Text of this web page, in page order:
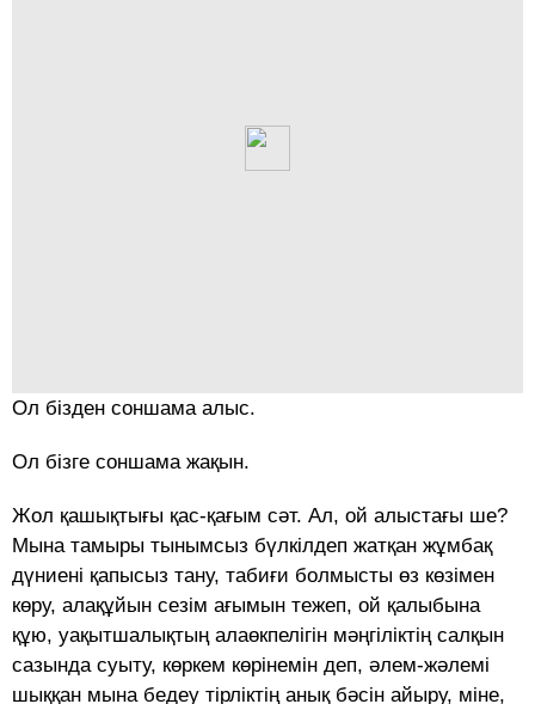
Ол бізден соншама алыс.
Ол бізге соншама жақын.
Жол қашықтығы қас-қағым сәт. Ал, ой алыстағы ше?
Мына тамыры тынымсыз бүлкілдеп жатқан жұмбақ
дүниені қапысыз тану, табиғи болмысты өз көзімен
көру, алақұйын сезім ағымын тежеп, ой қалыбына
құю, уақытшалықтың алаөкпелігін мәңгіліктің салқын
сазында суыту, көркем көрінемін деп, әлем-жәлемі
шыққан мына бедеу тірліктің анық бәсін айыру, міне,